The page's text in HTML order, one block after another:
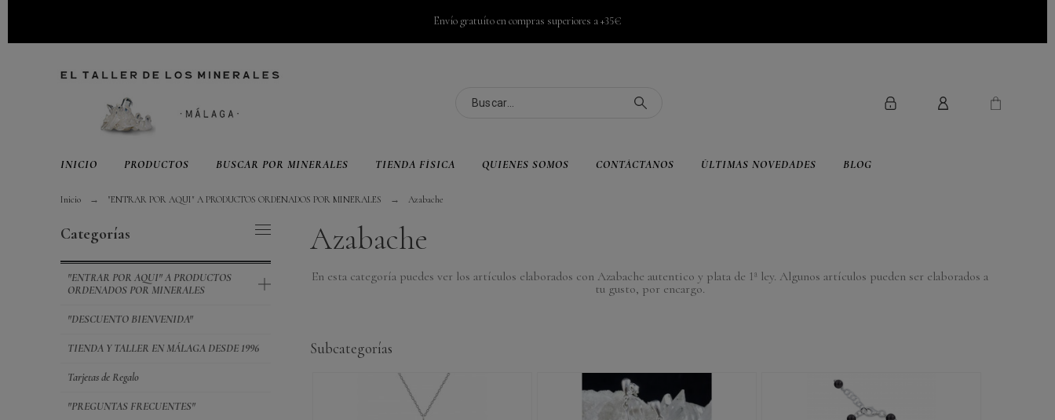
Envío gratuíto en compras superiores a +35€
INICIO PRODUCTOS BUSCAR POR MINERALES TIENDA FÍSICA QUIENES SOMOS CONTÁCTANOS ÚLTIMAS NOVEDADES BLOG
Inicio "ENTRAR POR AQUI" A PRODUCTOS ORDENADOS POR MINERALES Azabache
Categorías
"ENTRAR POR AQUI" A PRODUCTOS
ORDENADOS POR MINERALES
"DESCUENTO BIENVENIDA"
TIENDA Y TALLER EN MÁLAGA DESDE 1996
Tarjetas de Regalo
"PREGUNTAS FRECUENTES"
Azabache
En esta categoría puedes ver los artículos elaborados con Azabache autentico y plata de 1ª ley. Algunos artículos pueden ser elaborados a
tu gusto, por encargo.
Subcategorías